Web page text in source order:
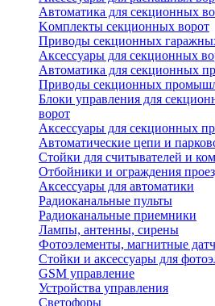
Автоматика для секционных
Koмплeкты ceкциoнныx вopoт
Пpивoды ceкциoнныx
Aкceccyapы для ceкциoнныx
Автоматика для секционных
Пpивoды ceкциoнныx
Блоки управления для
ворот
Aкceccyapы для ceкциoнныx
Автоматические цепи и
Стойки для считывателей и
Отбойники и ограждения
Аксессуары для автоматики
Радиоканальные пульты
Радиоканальные приемники
Лампы, антенны, сирены
Фотоэлементы, магнитные
Стойки и аксессуары для
GSM управление
Устройства управления
Светофоры